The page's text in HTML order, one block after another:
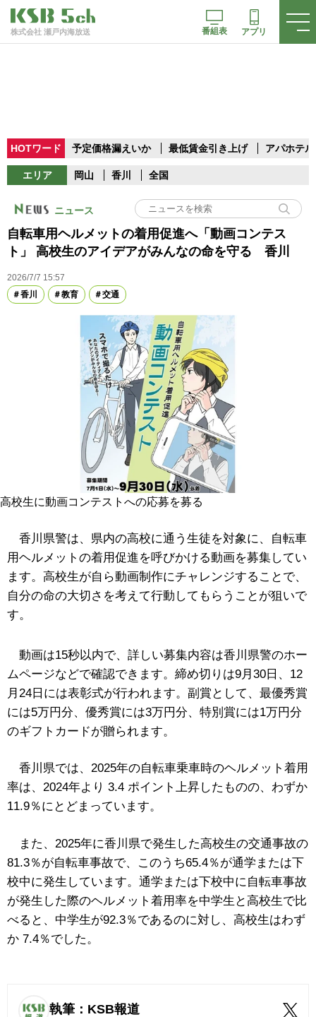
株式会社 瀬戸内海放送 番組表 アプリ
HOTワード 予定価格漏えいか 最低賃金引き上げ アパホテル
エリア 岡山 香川 全国
ニュース
自転車用ヘルメットの着用促進へ「動画コンテス
ト」 高校生のアイデアがみんなの命を守る 香川
2026/7/7 15:57
香川
教育 交通
高校生に動画コンテストへの応募を募る
香川県警は、県内の高校に通う生徒を対象に、自転車
用ヘルメットの着用促進を呼びかける動画を募集してい
ます。高校生が自ら動画制作にチャレンジすることで、
自分の命の大切さを考えて行動してもらうことが狙いで
す。
動画は15秒以内で、詳しい募集内容は香川県警のホー
ムページなどで確認できます。締め切りは9月30日、12
月24日には表彰式が行われます。副賞として、最優秀賞
には5万円分、優秀賞には3万円分、特別賞には1万円分
のギフトカードが贈られます。
香川県では、2025年の自転車乗車時のヘルメット着用
率は、2024年より 3.4 ポイント上昇したものの、わずか
11.9％にとどまっています。
また、 2025年に香川県で発生した高校生の交通事故の
81.3％が自転車事故で、このうち65.4％が通学または下
校中に発生しています。通学または下校中に自転車事故
が発生した際のヘルメット着用率を中学生と高校生で比
べると、中学生が92.3％であるのに対し、高校生はわず
か 7.4％でした。
執筆：KSB報道